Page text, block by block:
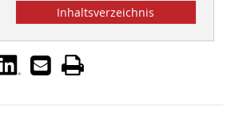
Inhaltsverzeichnis